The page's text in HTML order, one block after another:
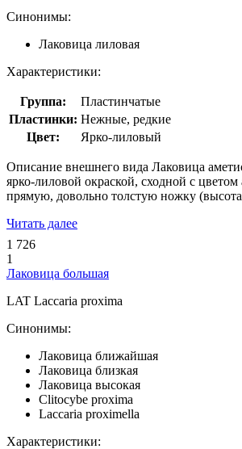
Синонимы:
Лаковица лиловая
Характеристики:
Группа:
Пластинчатые
Пластинки: Нежные, редкие
Цвет:
Ярко-лиловый
Описание внешнего вида Лаковица
ярко-лиловой окраской, сходной с
прямую, довольно толстую ножку
Читать далее
1 726
1
Лаковица большая
LAT Laccaria proxima
Синонимы:
Лаковица ближайшая
Лаковица близкая
Лаковица высокая
Clitocybe proxima
Laccaria proximella
Характеристики: